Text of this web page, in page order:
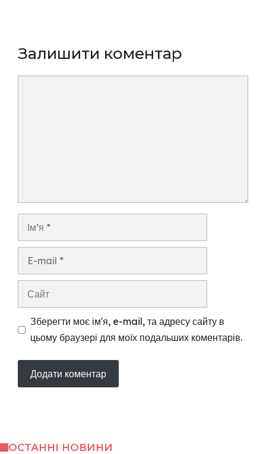
Залишити коментар
Ім’я
Сайт
Зберегти моє ім'я, e-mail, та адресу сайту в
цьому браузері для моїх подальших коментарів.
ОСТАННІ НОВИНИ